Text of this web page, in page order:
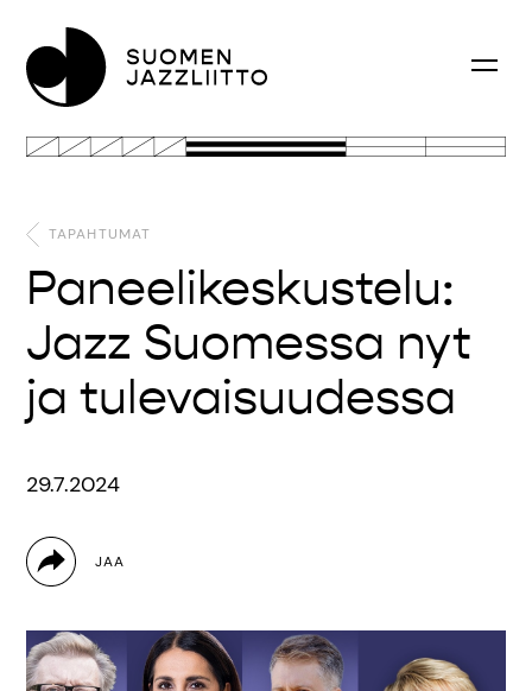
TAPAHTUMAT
Paneelikeskustelu:
Jazz Suomessa nyt
ja tulevaisuudessa
29.7.2024